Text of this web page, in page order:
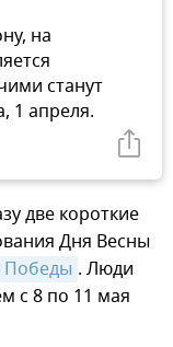
на
станут
1 апреля.
две короткие
Дня Весны
Победы . Люди
с 8 по 11 мая